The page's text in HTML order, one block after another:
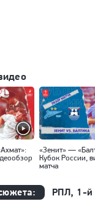
«Зенит» —
Кубок России,
матча
РПЛ, 1-й